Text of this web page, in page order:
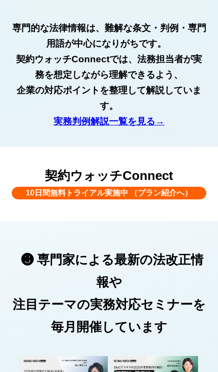
専門的な法律情報は、難解な条文・判例・専門
用語が中心になりがちです。
契約ウォッチConnectでは、法務担当者が実
務を想定しながら理解できるよう、
企業の対応ポイントを整理して解説していま
す。
実務判例解説一覧を見る→
契約ウォッチConnect
10日間無料トライアル実施中 （プラン紹介へ）
❸ 専門家による最新の法改正情
報や
注目テーマの実務対応セミナーを
毎月開催しています